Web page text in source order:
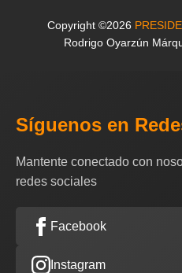
Copyright ©2026
Rodrigo Oyarzún
Síguenos en
Mantente conectado con
redes sociales
Facebook
Instagram